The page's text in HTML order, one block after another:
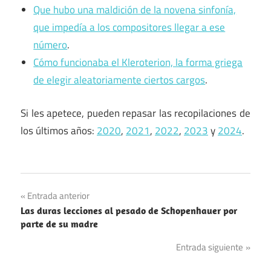
Que hubo una maldición de la novena sinfonía,
que impedía a los compositores llegar a ese
número.
Cómo funcionaba el Kleroterion, la forma griega
de elegir aleatoriamente ciertos cargos.
Si les apetece, pueden repasar las recopilaciones de
los últimos años: 2020, 2021, 2022, 2023y2024.
off
topic
Navegación
de
Entrada anterior
Las duras lecciones al pesado de Schopenhauer por
parte de su madre
Entrada siguiente